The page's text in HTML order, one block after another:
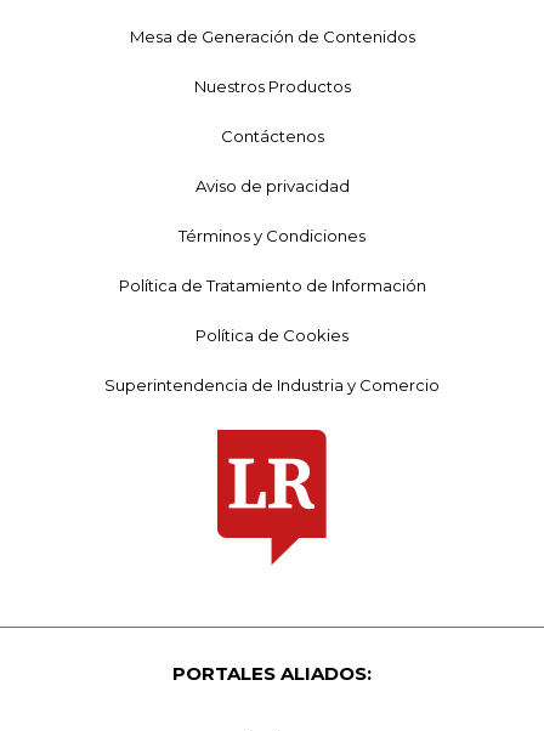
Mesa de Generación de Contenidos
Nuestros Productos
Contáctenos
Aviso de privacidad
Términos y Condiciones
Política de Tratamiento de Información
Política de Cookies
Superintendencia de Industria y Comercio
PORTALES ALIADOS: